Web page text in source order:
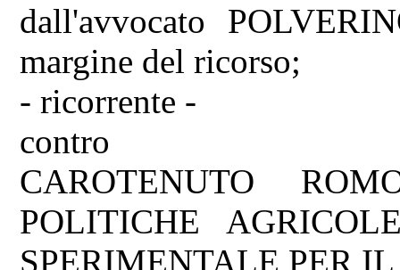
dall'avvocato
margine del ricorso;
- ricorrente -
contro
CAROTENUTO
POLITICHE
SPERIMENTALE PER